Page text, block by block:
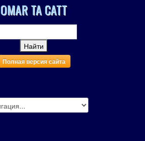
OMAR TA CATT
Полная версия сайта